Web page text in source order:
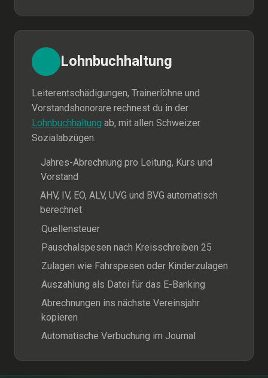
Lohnbuchhaltung
Leiterentschädigungen, Trainerlöhne und
Vorstandshonorare rechnest du in der
Lohnbuchhaltung ab, mit allen Schweizer
Sozialabzügen.
Jahres-Abrechnung pro Leitung, Kurs und
Vorstand
AHV, IV, EO, ALV, UVG und BVG automatisch
berechnet
Quellensteuer
Pauschalspesen nach Kreisschreiben 25
Zulagen wie Fahrspesen oder Kinderzulagen
Auszahlung als Datei für das E-Banking
Abrechnungen ins nächste Vereinsjahr
kopieren
Automatische Verbuchung im Journal